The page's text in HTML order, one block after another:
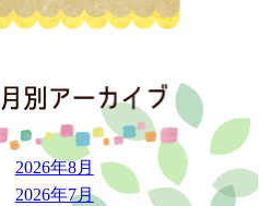
アー
2026年8月
2026年7月